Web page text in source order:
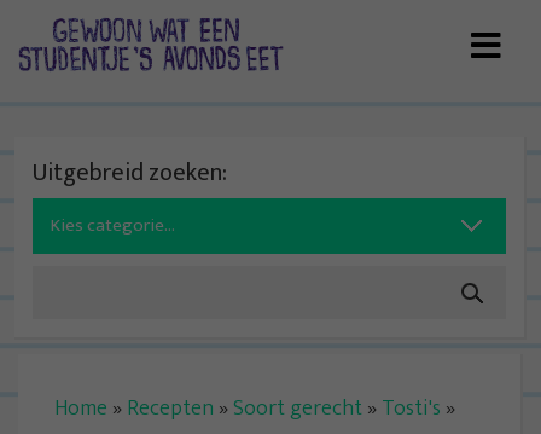
Uitgebreid zoeken:
Search
for:
Home » Recepten » Soort gerecht» Tosti's »